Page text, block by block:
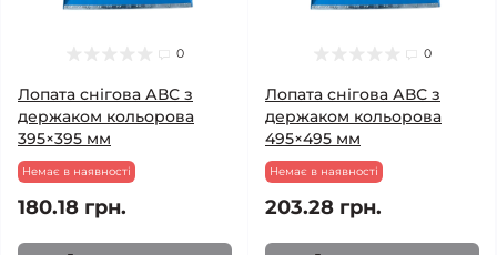
0
Лопата снігова АВС з
держаком кольорова
395×395 мм
Немає в наявності
180.18 грн.
0
Лопата снігова АВС з
держаком кольорова
495×495 мм
Немає в наявності
203.28 грн.